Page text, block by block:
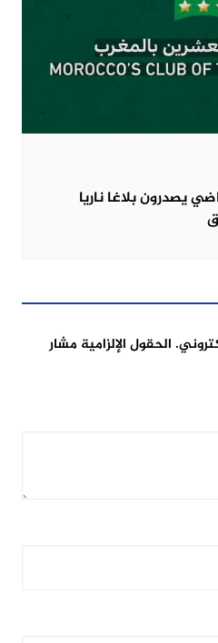
يصدرون بلاغا ناريا
الحقول الإلزامية مشار